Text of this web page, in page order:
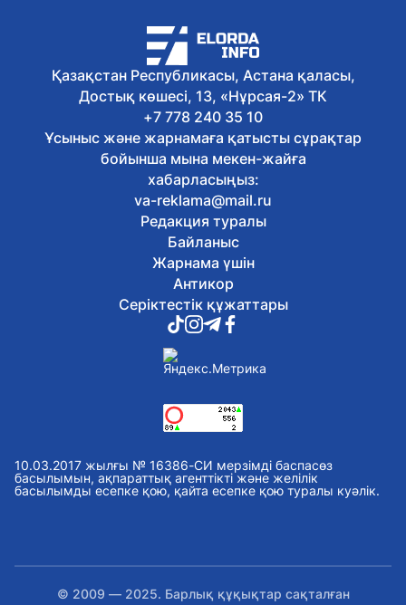
Қазақстан Республикасы, Астана қаласы,
Достық көшесі, 13, «Нұрсая-2» ТК
+7 778 240 35 10
Ұсыныс және жарнамаға қатысты сұрақтар
бойынша мына мекен-жайға
хабарласыңыз:
va-reklama@mail.ru
Редакция туралы
Байланыс
Жарнама үшін
Антикор
Серіктестік құжаттары
10.03.2017 жылғы № 16386-СИ мерзімді баспасөз
басылымын, ақпараттық агенттікті және желілік
басылымды есепке қою, қайта есепке қою туралы куәлік.
© 2009 — 2025. Барлық құқықтар сақталған